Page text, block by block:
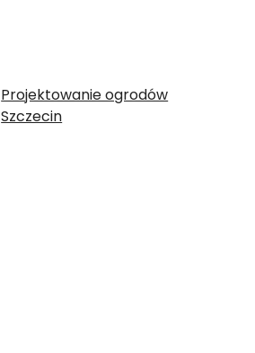
Projektowanie ogrodów
Szczecin